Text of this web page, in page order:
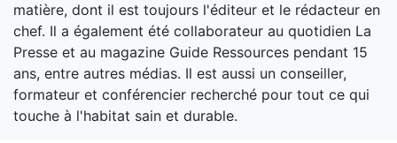
matière, dont il est toujours l'éditeur et le rédacteur en
chef. Il a également été collaborateur au quotidien La
Presse et au magazine Guide Ressources pendant 15
ans, entre autres médias. Il est aussi un conseiller,
formateur et conférencier recherché pour tout ce qui
touche à l'habitat sain et durable.